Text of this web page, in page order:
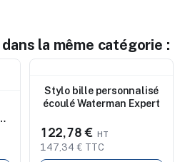
la même catégorie :
Stylo bille personnalisé
écoulé Waterman Expert
122,78 €
147,34 € TTC